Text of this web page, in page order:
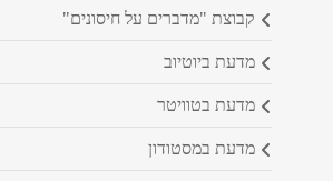
קבוצת "מדברים על חיסונים"
מדעת ביוטיוב
מדעת בטוויטר
מדעת במסטודון